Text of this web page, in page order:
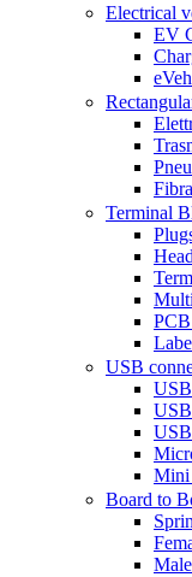
Electrical
EV
Terminal
USB
Mini
Board to